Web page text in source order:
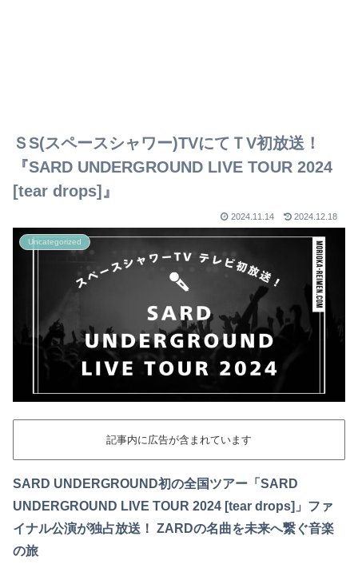
ＳS(スペースシャワー)TVにてＴV初放送！
『SARD UNDERGROUND LIVE TOUR 2024
[tear drops]』
2024.11.14 2024.12.18
Uncategorized
記事内に広告が含まれています
SARD UNDERGROUND初の全国ツアー「SARD
UNDERGROUND LIVE TOUR 2024 [tear drops]」ファ
イナル公演が独占放送！ ZARDの名曲を未来へ繋ぐ音楽
の旅